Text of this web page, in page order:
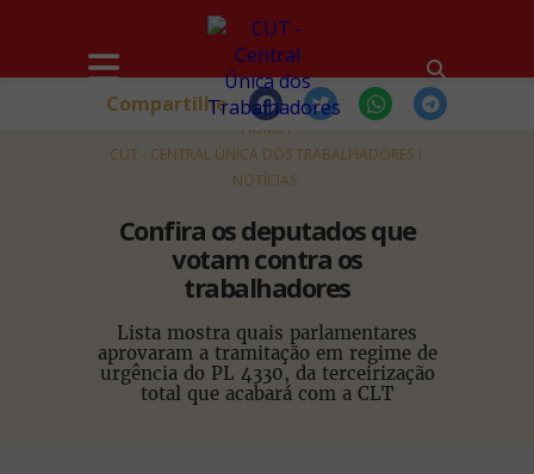
HOME
CUT - CENTRAL ÚNICA DOS TRABALHADORES
NOTÍCIAS
Confira os deputados que
votam contra os
trabalhadores
Lista mostra quais parlamentares
aprovaram a tramitação em regime de
urgência do PL 4330, da terceirização
total que acabará com a CLT
Compartilhe